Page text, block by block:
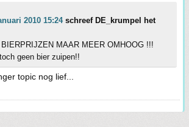
2010 15:24schreef DE_krumpel het
MAAR MEER OMHOOG !!!
geen bier zuipen!!
topic nog lief...